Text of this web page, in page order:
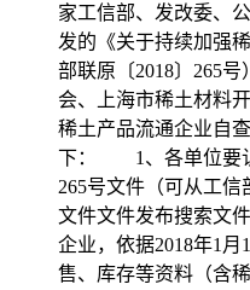
家工信部、发改委、
发的《关于持续加强
部联原〔2018〕265
会、上海市稀土材料
稀土产品流通企业自
下： 1、各单位要认
265号文件（可从工
文件文件发布搜索
企业，依据2018年1月
售、库存等资料（含